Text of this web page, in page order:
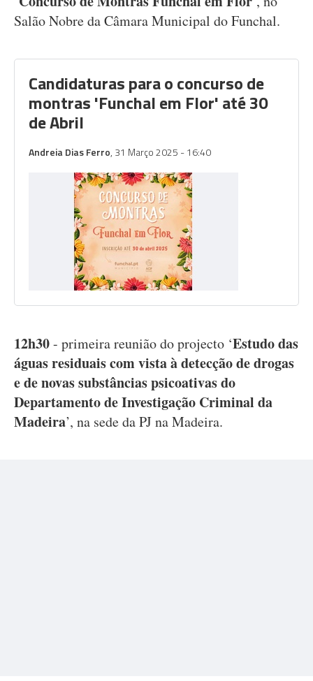
Salão Nobre da Câmara Municipal do Funchal.
Candidaturas para o concurso de
montras 'Funchal em Flor' até 30
de Abril
Andreia Dias Ferro, 31 Março 2025 - 16:40
12h30- primeira reunião do projecto ‘Estudo das
águas residuais com vista à detecção de drogas
e de novas substâncias psicoativas do
Departamento de Investigação Criminal da
Madeira’, na sede da PJ na Madeira.